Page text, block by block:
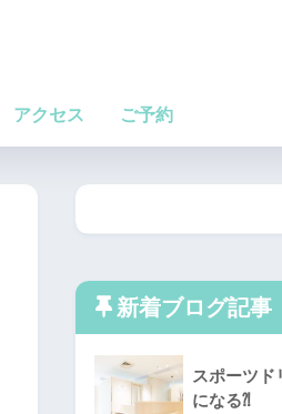
アクセス ご予約
新着ブログ記事
スポーツド
になる⁈